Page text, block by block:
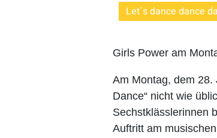
Let`s dance dance
Girls Power am
Am Montag, dem 28.
Dance“ nicht wie
Sechstklässlerinnen
Auftritt am